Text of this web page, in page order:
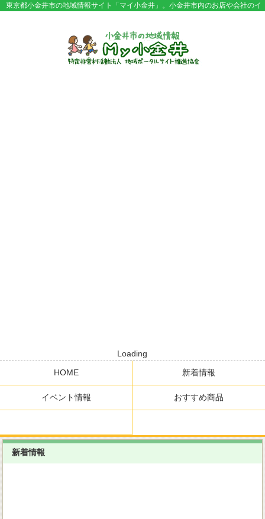
東京都小金井市の地域情報サイト「マイ小金井」。小金井市内のお店や会社のイ
Loading
HOME
新着情報
イベント情報 おすすめ商品
新着情報